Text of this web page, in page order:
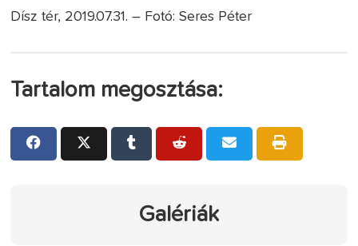
Dísz tér, 2019.07.31. – Fotó: Seres Péter
Tartalom megosztása:
Galériák